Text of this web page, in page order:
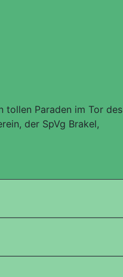
tollen Paraden im Tor des
der SpVg Brakel,